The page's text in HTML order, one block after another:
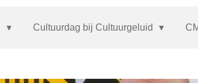
Cultuurdag bij Cultuurgeluid